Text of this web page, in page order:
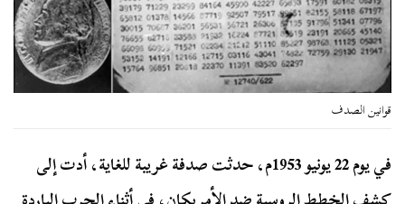
قوانين الصدف
في يوم 22 يونيو 1953م، حدثت صدفة غريبة للغاية، أدت إلى